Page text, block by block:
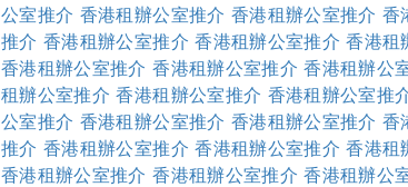
公室推介 香港租辦公室推介 香港租辦公室推介 香
推介 香港租辦公室推介 香港租辦公室推介 香港租
香港租辦公室推介 香港租辦公室推介 香港租辦公
租辦公室推介 香港租辦公室推介 香港租辦公室推
公室推介 香港租辦公室推介 香港租辦公室推介 香
推介 香港租辦公室推介 香港租辦公室推介 香港租
香港租辦公室推介 香港租辦公室推介 香港租辦公